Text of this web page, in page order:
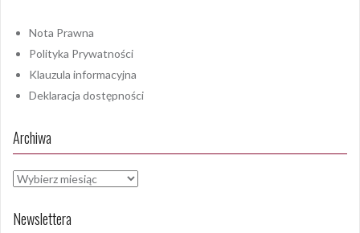
Nota Prawna
Polityka Prywatności
Klauzula informacyjna
Deklaracja dostępności
Archiwa
Archiwa
Newslettera